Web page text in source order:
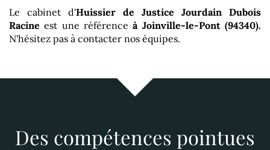
Le cabinet d'Huissier de Justice Jourdain Dubois
Racine est une référence à Joinville-le-Pont (94340).
N'hésitez pas à contacter nos équipes.
Des compétences pointues